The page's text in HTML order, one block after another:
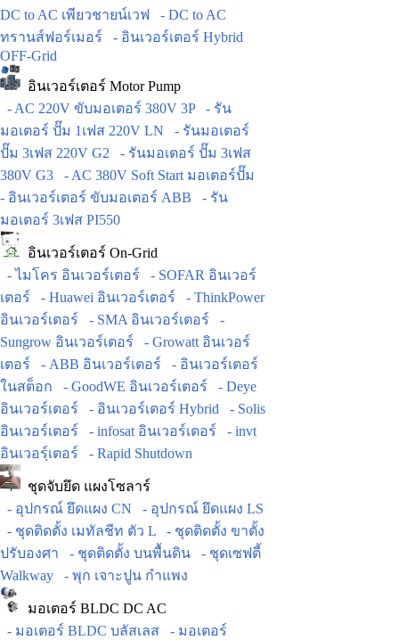
DC to AC เพียวชายน์เวฟ
- DC to AC
ทรานส์ฟอร์เมอร์
- อินเวอร์เตอร์ Hybrid
OFF-Grid
อินเวอร์เตอร์ Motor Pump
- AC 220V ขับมอเตอร์ 380V 3P
- รัน
มอเตอร์ ปั๊ม 1เฟส 220V LN
- รันมอเตอร์
ปั๊ม 3เฟส 220V G2
- รันมอเตอร์ ปั๊ม 3เฟส
380V G3
- AC 380V Soft Start มอเตอร์ปั๊ม
- อินเวอร์เตอร์ ขับมอเตอร์ ABB
- รัน
มอเตอร์ 3เฟส PI550
อินเวอร์เตอร์ On-Grid
- ไมโคร อินเวอร์เตอร์
- SOFAR อินเวอร์
เตอร์
- Huawei อินเวอร์เตอร์
- ThinkPower
อินเวอร์เตอร์
- SMA อินเวอร์เตอร์
-
Sungrow อินเวอร์เตอร์
- Growatt อินเวอร์
เตอร์
- ABB อินเวอร์เตอร์
- อินเวอร์เตอร์
ในสต็อก
- GoodWE อินเวอร์เตอร์
- Deye
อินเวอร์เตอร์
- อินเวอร์เตอร์ Hybrid
- Solis
อินเวอร์เตอร์
- infosat อินเวอร์เตอร์
- invt
อินเวอร์ฺเตอร์
- Rapid Shutdown
ชุดจับยึด แผงโซลาร์
- อุปกรณ์ ยึดแผง CN
- อุปกรณ์ ยึดแผง LS
- ชุดติดตั้ง เมทัลชีท ตัว L
- ชุดติดตั้ง ขาตั้ง
ปรับองศา
- ชุดติดตั้ง บนพื้นดิน
- ชุดเซฟตี้
Walkway
- พุก เจาะปูน กำแพง
มอเตอร์ BLDC DC AC
- มอเตอร์ BLDC บลัสเลส
- มอเตอร์